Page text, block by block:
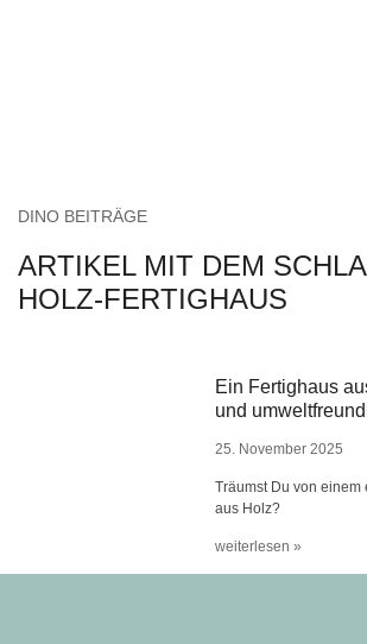
DINO BEITRÄGE
ARTIKEL MIT DEM
HOLZ-FERTIGHAUS
Ein Fertighaus
und
25. November 2025
Träumst Du von
aus Holz?
weiterlesen »